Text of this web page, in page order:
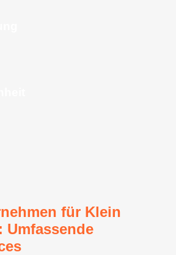
für Klein
Umfassende